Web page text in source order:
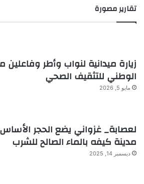
تقارير مصورة
زيارة ميدانية لنواب وأطر وفاعلين
الوطني للتثقيف الصحي
مايو 5, 2026
لعصابة_ غزواني يضع الحجر
مدينة كيفه بالماء الصالح للشرب
ديسمبر 14, 2025